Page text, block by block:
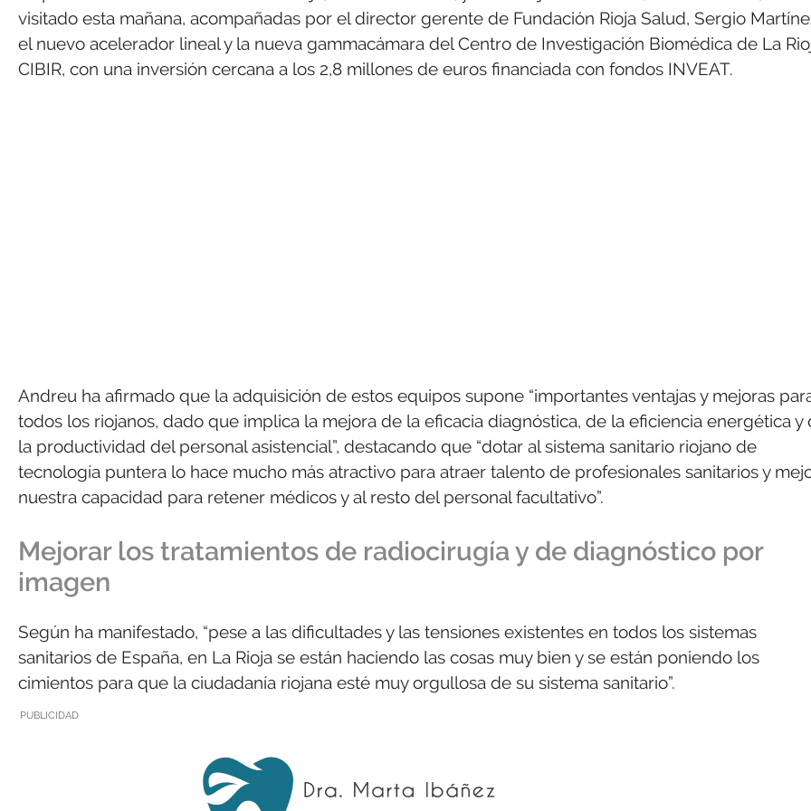
visitado esta mañana, acompañadas por el director gerente de Fundación Rioja Salud, Sergio
el nuevo acelerador lineal y la nueva gammacámara del Centro de Investigación Biomédica de La
CIBIR, con una inversión cercana a los 2,8 millones de euros financiada con fondos INVEAT.
Andreu ha afirmado que la adquisición de estos equipos supone “importantes ventajas y mejoras
todos los riojanos, dado que implica la mejora de la eficacia diagnóstica, de la eficiencia energética y
la productividad del personal asistencial”, destacando que “dotar al sistema sanitario riojano de
tecnología puntera lo hace mucho más atractivo para atraer talento de profesionales sanitarios y
nuestra capacidad para retener médicos y al resto del personal facultativo”.
Mejorar los tratamientos de radiocirugía y de diagnóstico por
imagen
Según ha manifestado, “pese a las dificultades y las tensiones existentes en todos los sistemas
sanitarios de España, en La Rioja se están haciendo las cosas muy bien y se están poniendo los
cimientos para que la ciudadanía riojana esté muy orgullosa de su sistema sanitario”.
PUBLICIDAD